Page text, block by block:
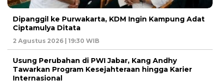
Dipanggil ke Purwakarta, KDM Ingin Kampung Adat
Ciptamulya Ditata
2 Agustus 2026 | 19:30 WIB
Usung Perubahan di PWI Jabar, Kang Andhy
Tawarkan Program Kesejahteraan hingga Karier
Internasional